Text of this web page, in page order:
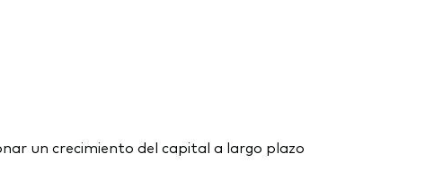
un crecimiento del capital a largo plazo